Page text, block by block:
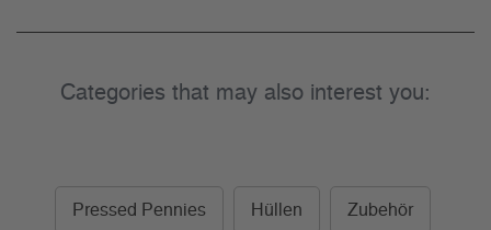
Categories that may also interest you:
Pressed Pennies Hüllen Zubehör